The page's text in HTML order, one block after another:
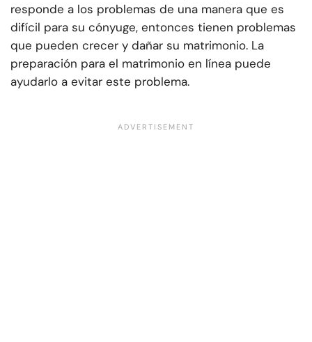
responde a los problemas de una manera que es
difícil para su cónyuge, entonces tienen problemas
que pueden crecer y dañar su matrimonio. La
preparación para el matrimonio en línea puede
ayudarlo a evitar este problema.